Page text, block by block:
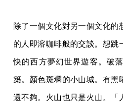
除了一個文化對另一個文化的
的人即溶咖啡般的交談。想跳
快的西方夢幻世界遊客。破
築。顏色斑斕的小山城。有黑
還不夠。火山也只是火山。「